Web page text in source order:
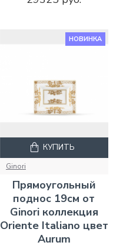
НОВИНКА
Ginori
Прямоугольный
поднос 19см от
Ginori коллекция
Oriente Italiano цвет
Aurum
КУПИТЬ